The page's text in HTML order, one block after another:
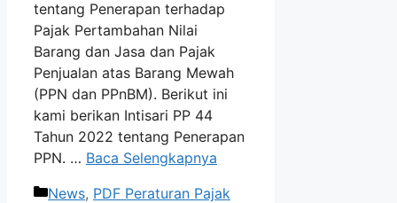
tentang Penerapan terhadap
Pajak Pertambahan Nilai
Barang dan Jasa dan Pajak
Penjualan atas Barang Mewah
(PPN dan PPnBM). Berikut ini
kami berikan Intisari PP 44
Tahun 2022 tentang Penerapan
PPN. … Baca Selengkapnya
Kategori
News, PDF Peraturan Pajak